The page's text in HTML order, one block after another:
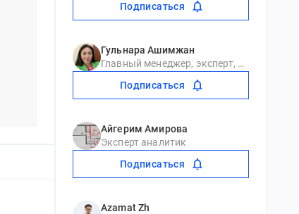
Подписаться
Гульнара Ашимжан
Главный менеджер, эксперт, руководитель
Подписаться
Айгерим Амирова
Эксперт аналитик
Подписаться
Azamat Zh